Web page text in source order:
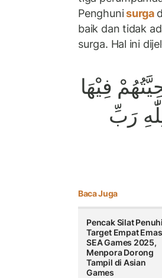
Penghunisurga
baik dan tidak
surga. Hal ini
فِيْهَا
رَبِّ
Baca Juga
Pencak Silat Penuhi
Target Empat
SEA Games 2025,
Menpora Dorong
Tampil di Asian
Games